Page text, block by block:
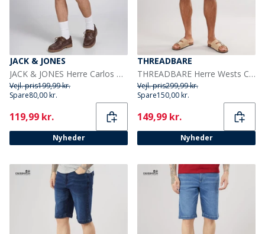
JACK & JONES
JACK & JONES Herre Carlos Rebel Cargo Shorts Olive Night
Vejl. pris199,99 kr.
Spare80,00 kr.
Current
119,99 kr.
Nyheder
THREADBARE
THREADBARE Herre Wests Chino Shorts Lys Sten
Vejl. pris299,99 kr.
Spare150,00 kr.
Current
149,99 kr.
Nyheder